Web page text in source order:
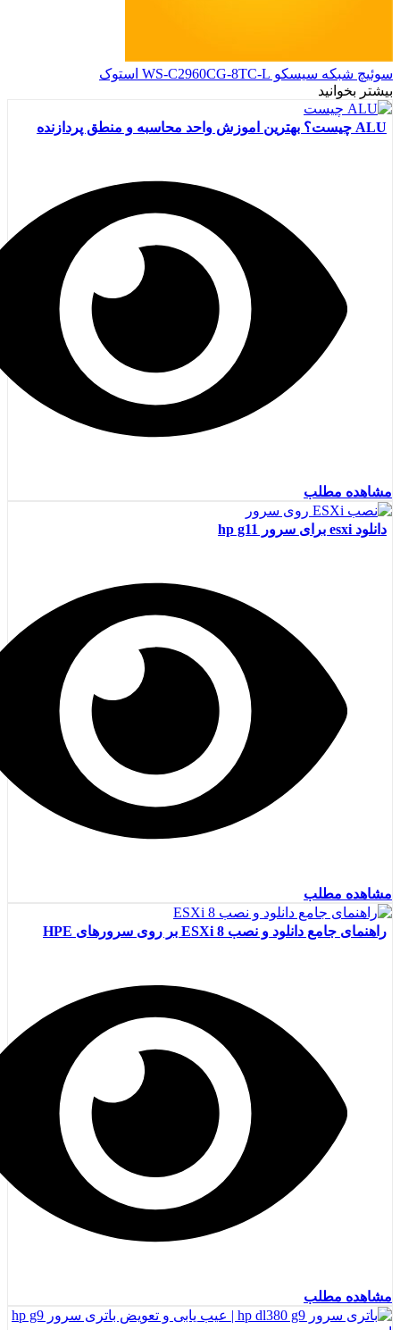
سوئیچ شبکه سیسکو WS-C2960CG-8TC-L استوک
بیشتر بخوانید
ALU چیست؟ بهترین اموزش واحد محاسبه و منطق پردازنده
مشاهده مطلب
دانلود esxi برای سرور hp g11
مشاهده مطلب
راهنمای جامع دانلود و نصب ESXi 8 بر روی سرورهای HPE
مشاهده مطلب